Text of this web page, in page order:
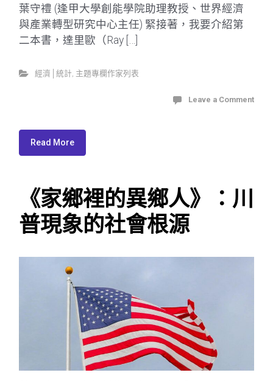
葉守禮 (逢甲大學創能學院助理教授、世界經濟
與產業轉型研究中心主任) 緊接著，我要介紹第
二本書，達里歐（Ray […]
經濟│統計 主題專欄作家列表
Leave a Comment
Read More
《家鄉裡的異鄉人》：川
普現象的社會根源